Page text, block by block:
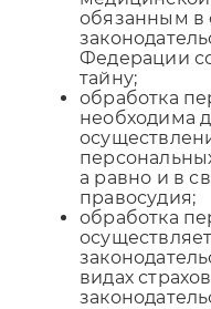
обязанным в
Федерации
тайну;
обработка
необходима
а равно и в
правосудия;
обработка
видах